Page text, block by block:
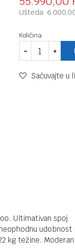
Ušteda:
Količina:
Sačuvajte u
Ultimativan spoj
udobnost i
kg težine. Moderan
SISTEMI 3U1 I 2U1
Chipolino
Euphoria
Platinum 3u1